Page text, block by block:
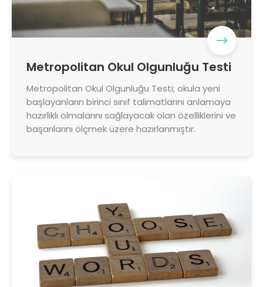
Metropolitan Okul Olgunluğu Testi
Metropolitan Okul Olgunluğu Testi; okula yeni
başlayanların birinci sınıf talimatlarını anlamaya
hazırlıklı olmalarını sağlayacak olan özelliklerini ve
başarılarını ölçmek üzere hazırlanmıştır.